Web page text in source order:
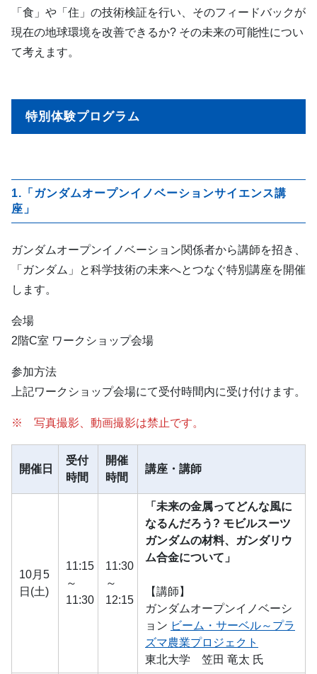
「食」や「住」の技術検証を行い、そのフィードバックが
現在の地球環境を改善できるか? その未来の可能性につい
て考えます。
特別体験プログラム
1.「ガンダムオープンイノベーションサイエンス講
座」
ガンダムオープンイノベーション関係者から講師を招き、
「ガンダム」と科学技術の未来へとつなぐ特別講座を開催
します。
会場
2階C室 ワークショップ会場
参加方法
上記ワークショップ会場にて受付時間内に受け付けます。
※ 写真撮影、動画撮影は禁止です。
開催日
受付
時間
開催
時間
講座・講師
10月5
日(土)
11:15
～
11:30
11:30
～
12:15
「未来の金属ってどんな風に
なるんだろう? モビルスーツ
ガンダムの材料、ガンダリウ
ム合金について」
【講師】
ガンダムオープンイノベーシ
ョン ビーム・サーベル～プラ
ズマ農業プロジェクト
東北大学 笠田 竜太 氏